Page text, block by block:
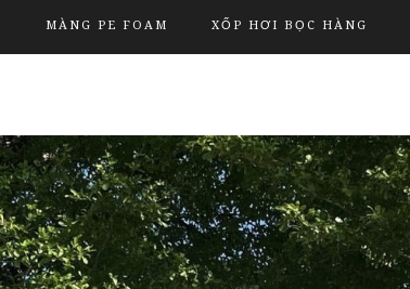
MÀNG PE FOAM XỐP HƠI BỌC HÀNG